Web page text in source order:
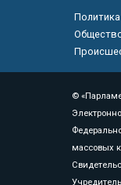
Политика
©
массовых